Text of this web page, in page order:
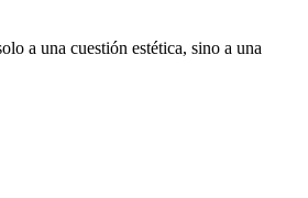
a una cuestión estética, sino a una